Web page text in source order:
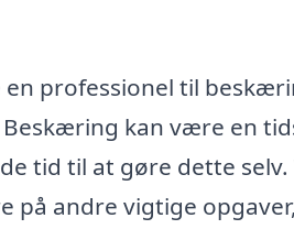
professionel til
kan være en
tid til at gøre dette
på andre vigtige